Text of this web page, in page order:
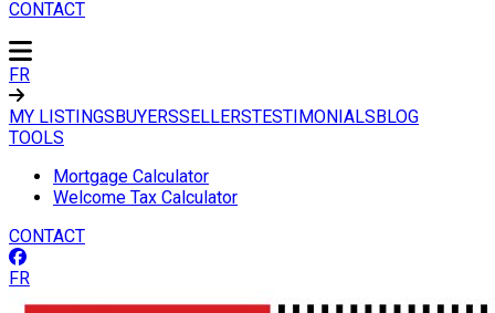
CONTACT
FR
MY LISTINGSBUYERSSELLERSTESTIMONIALSBLOG
TOOLS
Mortgage Calculator
Welcome Tax Calculator
CONTACT
FR